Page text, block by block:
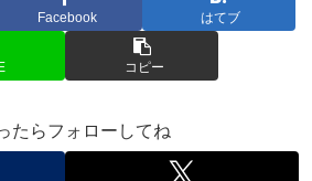
Facebook はてブ
コピー
たらフォローしてね